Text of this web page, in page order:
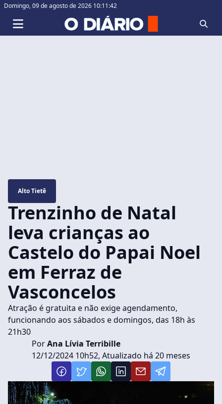
Domingo,09 de agosto de 2026 10:11:42
Alto Tietê
Trenzinho de Natal
leva crianças ao
Castelo do Papai Noel
em Ferraz de
Vasconcelos
Atração é gratuita e não exige agendamento,
funcionando aos sábados e domingos, das 18h às
21h30
PorAna Lívia Terribille
12/12/2024 10h52, Atualizado há 20 meses